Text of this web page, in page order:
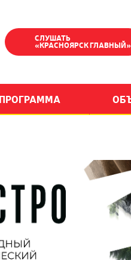
СЛУШАТЬ
«КРАСНОЯРСК ГЛАВНЫЙ»